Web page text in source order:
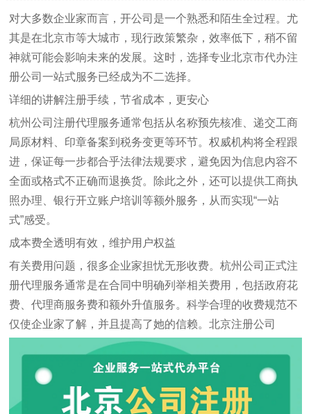
对大多数企业家而言，开公司是一个熟悉和陌生全过程。尤
其是在北京市等大城市，现行政策繁杂，效率低下，稍不留
神就可能会影响未来的发展。这时，选择专业北京市代办注
册公司一站式服务已经成为不二选择。
详细的讲解注册手续，节省成本，更安心
杭州公司注册代理服务通常包括从名称预先核准、递交工商
局原材料、印章备案到税务变更等环节。权威机构将全程跟
进，保证每一步都合乎法律法规要求，避免因为信息内容不
全面或格式不正确而退换货。除此之外，还可以提供工商执
照办理、银行开立账户培训等额外服务，从而实现“一站
式”感受。
成本费全透明有效，维护用户权益
有关费用问题，很多企业家担忧无形收费。杭州公司正式注
册代理服务通常是在合同中明确列举相关费用，包括政府花
费、代理商服务费和额外升值服务。科学合理的收费规范不
仅使企业家了解，并且提高了她的信赖。北京注册公司